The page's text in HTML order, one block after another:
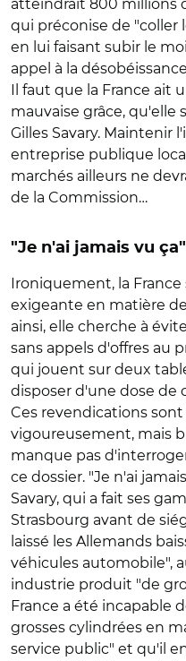
atteindrait 800 millions
qui préconise de "coller
en lui faisant subir le
appel à la
Il faut que la France ait
mauvaise grâce, qu'elle
Gilles Savary. Maintenir
entreprise publique
marchés ailleurs ne
de la Commission…
"Je n'ai jamais vu ça"
Ironiquement, la
exigeante en matière
ainsi, elle cherche à
sans appels d'offres au
qui jouent sur deux
disposer d'une dose de
Ces revendications
vigoureusement, mais
manque pas
ce dossier. "Je n'ai
Savary, qui a fait ses
Strasbourg avant de
laissé les Allemands
véhicules automobile",
industrie produit "de
France a été incapable
grosses cylindrées en
service public" et qu'il